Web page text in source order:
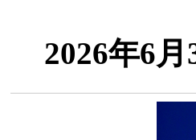
2026年6